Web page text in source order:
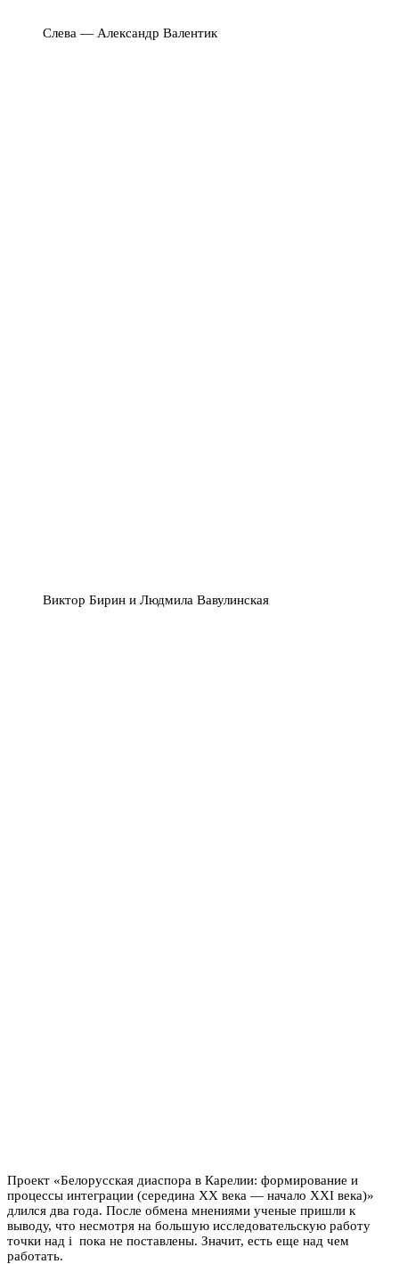
Слева — Александр Валентик
Виктор Бирин и Людмила Вавулинская
Проект «Белорусская диаспора в Карелии: формирование и
процессы интеграции (середина ХХ века — начало ХХI века)»
длился два года. После обмена мнениями ученые пришли к
выводу, что несмотря на большую исследовательскую работу
точки над i пока не поставлены. Значит, есть еще над чем
работать.